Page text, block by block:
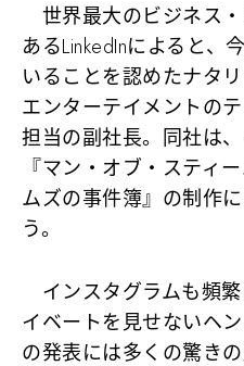
世界最大のビジネス
あるLinkedInによると、
いることを認めたナタ
エンターテイメントの
担当の副社長。同社は
『マン・オブ・スティ
ムズの事件簿』の制作
う。
インスタグラムも頻
イベートを見せないヘ
の発表には多くの驚き